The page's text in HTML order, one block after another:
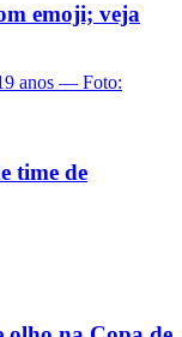
emoji; veja
time de